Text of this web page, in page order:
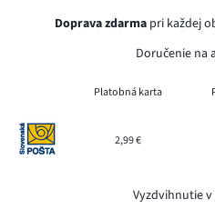
Doprava zdarmapri každej
Doručenie na
Platobná karta
2,99 €
Vyzdvihnutie